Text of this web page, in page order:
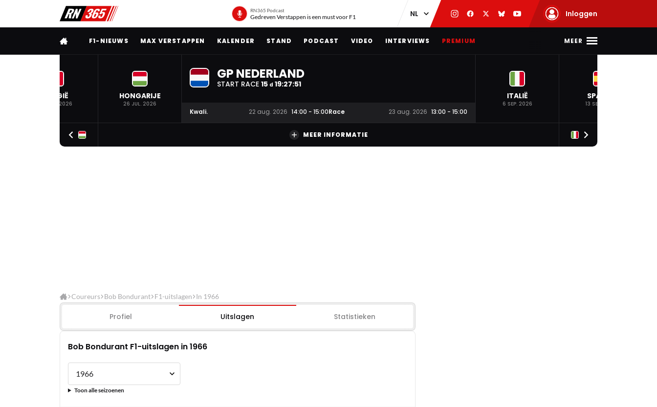
RN365 Podcast
Gedreven Verstappen is een must voor F1 Inloggen
VOLLEDIG MENU
F1-NIEUWS MAX VERSTAPPEN KALENDER STAND PODCAST VIDEO INTERVIEWS PREMIUM MEER
BELGIË
19 JUL. 2026
HONGARIJE
26 JUL. 2026
GP NEDERLAND
START RACE 15 d 19:27:50
Kwali. 22 aug. 2026 14:00 - 15:00Race 23 aug. 2026 13:00 - 15:00
ITALIË
6 SEP. 2026
SPANJE
13 SEP. 2026
MEER INFORMATIE
Coureurs Bob Bondurant F1-uitslagen In 1966
Profiel Uitslagen Statistieken
Bob Bondurant F1-uitslagen in 1966
Toon alle seizoenen